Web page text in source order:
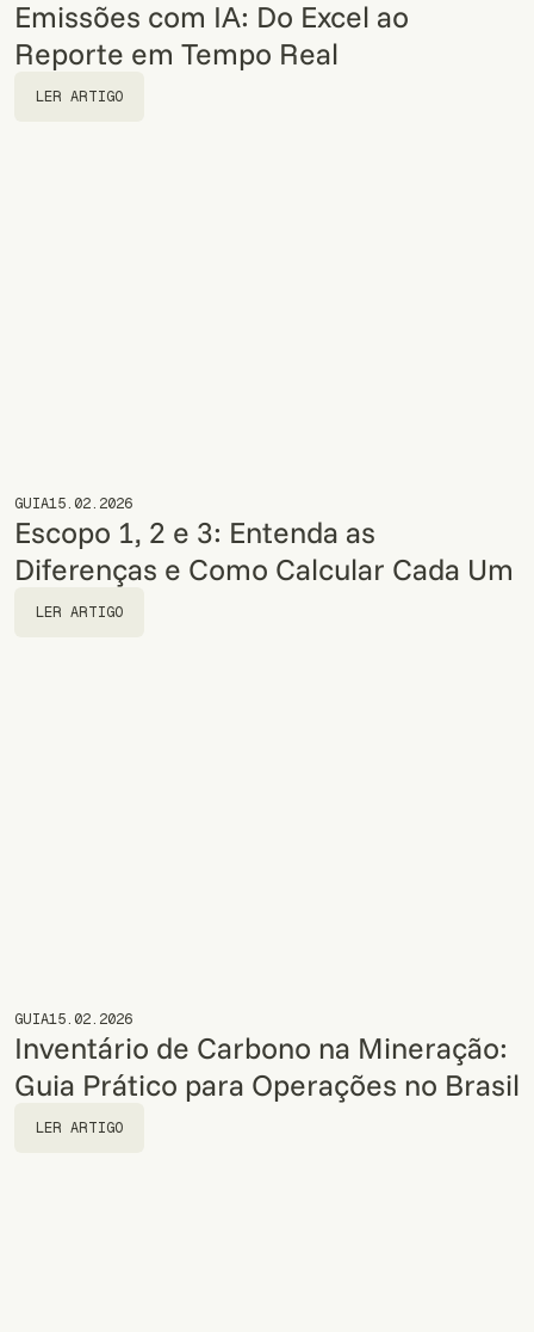
Emissões com IA: Do Excel ao
Reporte em Tempo Real
LER ARTIGO
GUIA15.02.2026
Escopo 1, 2 e 3: Entenda as
Diferenças e Como Calcular Cada Um
LER ARTIGO
GUIA15.02.2026
Inventário de Carbono na Mineração:
Guia Prático para Operações no Brasil
LER ARTIGO